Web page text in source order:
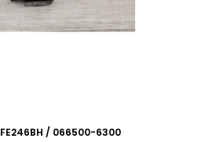
FE246BH / 066500-6300